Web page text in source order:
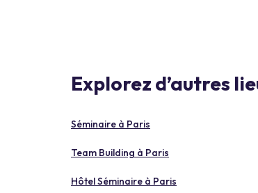
Explorez d’autres
Séminaire à Paris
Team Building à Paris
Hôtel Séminaire à Paris